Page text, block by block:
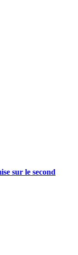
sur le second